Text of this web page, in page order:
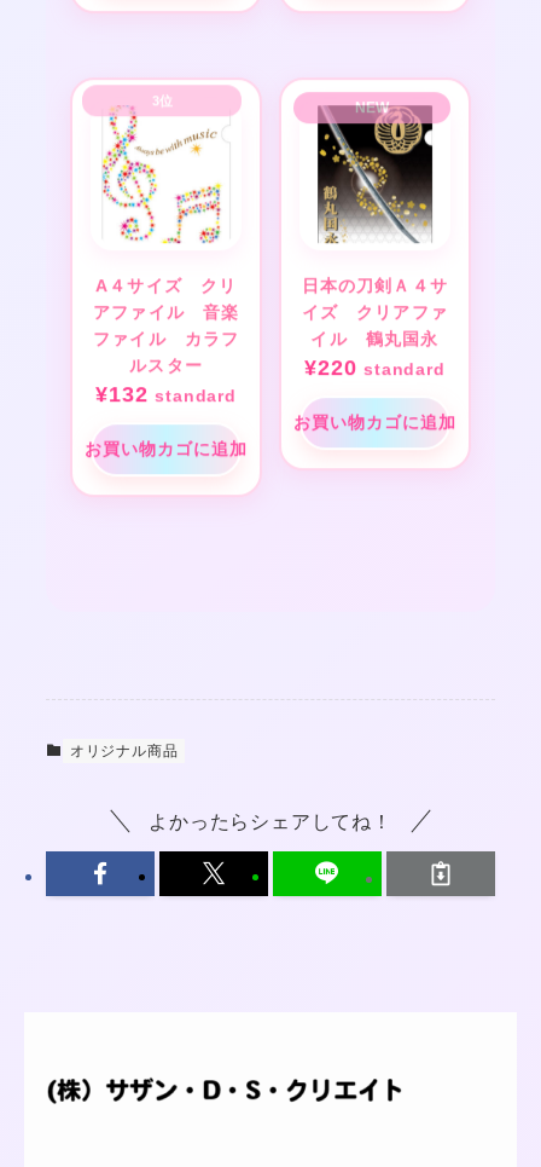
A４サイズ クリ
アファイル 音楽
ファイル カラフ
ルスター
¥132 standard
お買い物カゴに追加
日本の刀剣Ａ４サ
イズ クリアファ
イル 鶴丸国永
¥220 standard
お買い物カゴに追加
オリジナル商品
よかったらシェアしてね！